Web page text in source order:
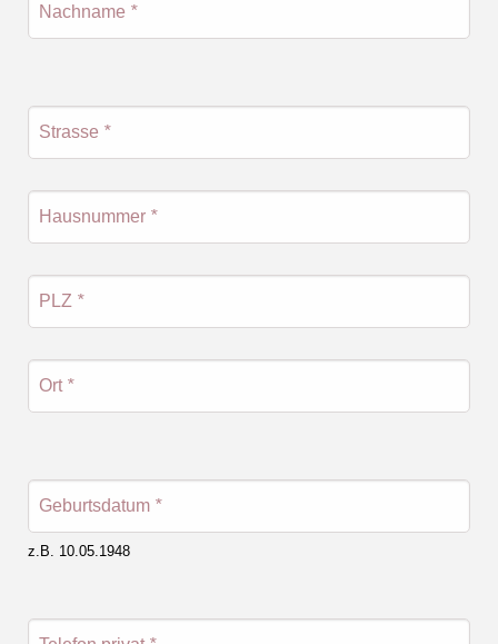
Nachname *
Strasse *
Hausnummer *
PLZ *
Ort *
Geburtsdatum *
z.B. 10.05.1948